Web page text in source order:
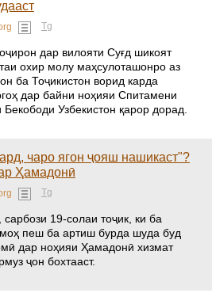
Tg
дар вилояти Суғд шикоят
охир молу маҳсулоташонро аз
ба Тоҷикистон ворид карда
дар байни ноҳияи Спитамени
Узбекистон қарор дорад.
чаро ягон ҷояш нашикаст"?
Ҳамадонӣ
Tg
19-солаи тоҷик, ки ба
пеш ба артиш бурда шуда буд
дар ноҳияи Ҳамадонӣ хизмат
ҷон бохтааст.